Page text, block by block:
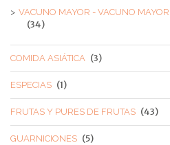
VACUNO MAYOR - VACUNO
(34)
COMIDA ASIÁTICA (3)
ESPECIAS (1)
FRUTAS Y PURES DE FRUTAS (43)
GUARNICIONES (5)